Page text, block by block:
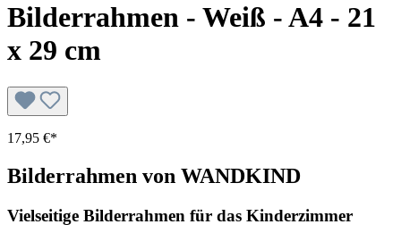
Bilderrahmen - Weiß - A4 - 21
x 29 cm
17,95 €*
Bilderrahmen von WANDKIND
Vielseitige Bilderrahmen für das Kinderzimmer